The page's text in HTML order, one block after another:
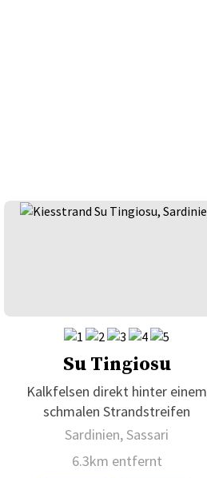
Su Tingiosu
Kalkfelsen direkt hinter einem
schmalen Strandstreifen
Sardinien, Sassari
6.3km entfernt